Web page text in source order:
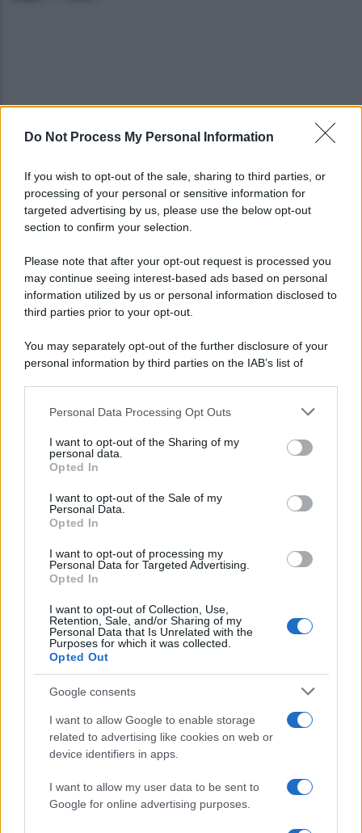
Do Not Process My Personal Information
If you wish to opt-out of the sale, sharing to third parties, or
processing of your personal or sensitive information for
targeted advertising by us, please use the below opt-out
section to confirm your selection.
Please note that after your opt-out request is processed you
may continue seeing interest-based ads based on personal
information utilized by us or personal information disclosed to
third parties prior to your opt-out.
You may separately opt-out of the further disclosure of your
personal information by third parties on the IAB’s list of
This information may also be disclosed by us to third parties
disclose it to other third parties.
Please note that this website/app uses one or more Google
services and may gather and store information including but
not limited to your visit or usage behaviour. You may click to
grant or deny consent to Google and its third-party tags to
consent section.
Personal Data Processing Opt Outs
I want to opt-out of the Sharing of my
personal data.
Opted In
I want to opt-out of the Sale of my
Personal Data.
Opted In
I want to opt-out of processing my
Personal Data for Targeted Advertising.
Opted In
I want to opt-out of Collection, Use,
Retention, Sale, and/or Sharing of my
Personal Data that Is Unrelated with the
Purposes for which it was collected.
Opted Out
Google consents
I want to allow Google to enable storage
related to advertising like cookies on web or
device identifiers in apps.
I want to allow my user data to be sent to
Google for online advertising purposes.
Napoli, Meret o Savic? Spunta un nuovo nome per
Dj Godzi: al via il crowdfunding per "Il Suono
Interrotto"